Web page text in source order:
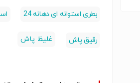
بطری استوانه ای دهانه 24
رقیق پاش غلیظ پاش